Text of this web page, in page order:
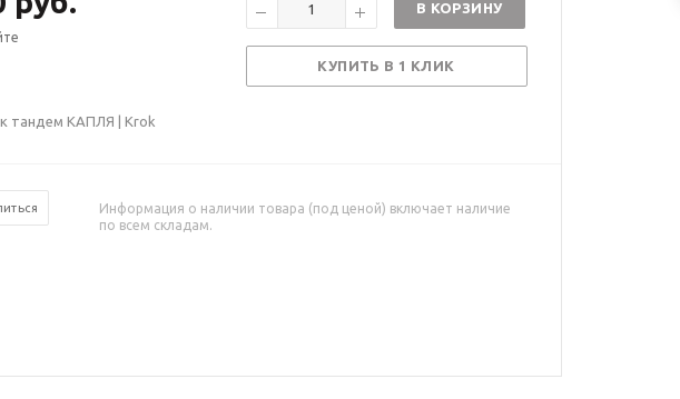
В КОРЗИНУ
КУПИТЬ В 1 КЛИК
тандем КАПЛЯ | Krok
Информация о наличии товара (под ценой) включает наличие
по всем складам.